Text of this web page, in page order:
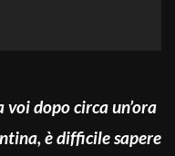
dopo circa un’ora
è difficile sapere